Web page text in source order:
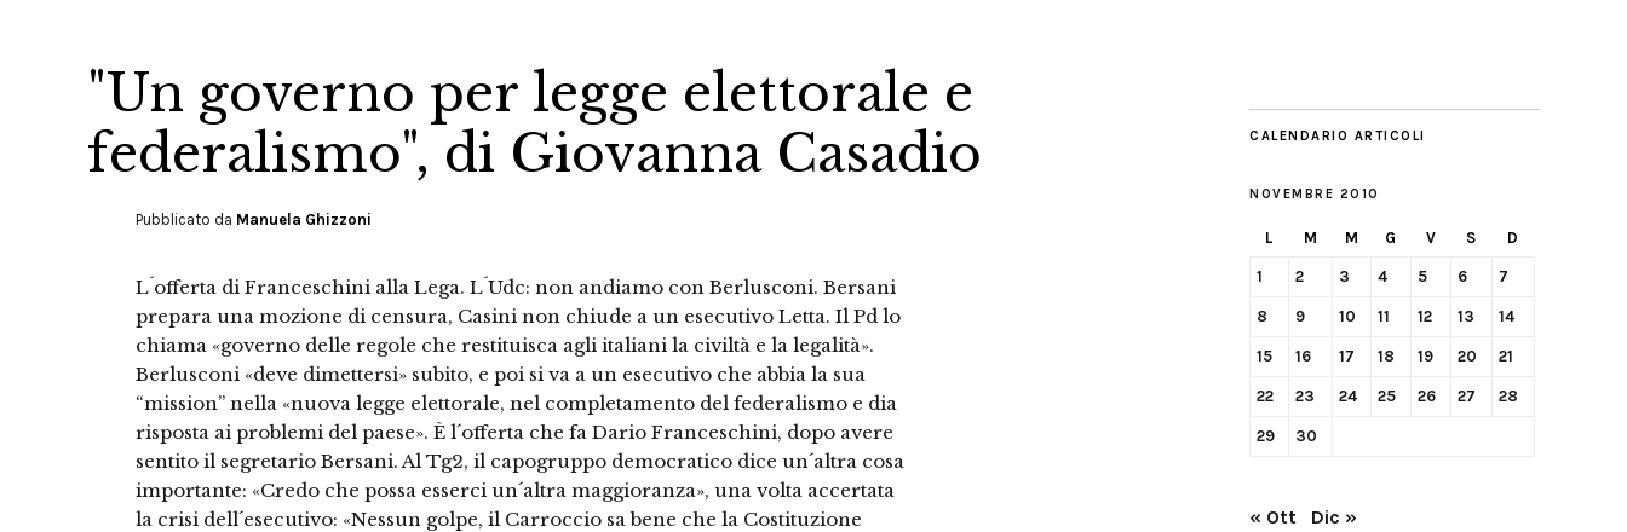
"Un governo per legge elettorale e
federalismo", di Giovanna Casadio
Pubblicato da Manuela Ghizzoni
L´offerta di Franceschini alla Lega. L´Udc: non andiamo con Berlusconi. Bersani
prepara una mozione di censura, Casini non chiude a un esecutivo Letta. Il Pd lo
chiama «governo delle regole che restituisca agli italiani la civiltà e la legalità».
Berlusconi «deve dimettersi» subito, e poi si va a un esecutivo che abbia la sua
“mission” nella «nuova legge elettorale, nel completamento del federalismo e dia
risposta ai problemi del paese». È l´offerta che fa Dario Franceschini, dopo avere
sentito il segretario Bersani. Al Tg2, il capogruppo democratico dice un´altra cosa
importante: «Credo che possa esserci un´altra maggioranza», una volta accertata
la crisi dell´esecutivo: «Nessun golpe, il Carroccio sa bene che la Costituzione
CALENDARIO ARTICOLI
NOVEMBRE 2010
L M M G V S D
1 2 3 4 5 6 7
8 9 10 11 12 13 14
15 16 17 18 19 20 21
22 23 24 25 26 27 28
29 30
« Ott Dic »